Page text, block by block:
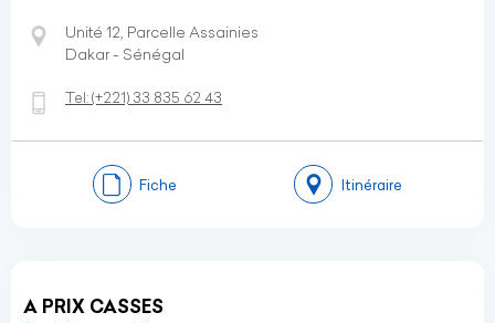
Unité 12, Parcelle Assainies
Dakar - Sénégal
Tel:(+221) 33 835 62 43
Fiche Itinéraire
A PRIX CASSES